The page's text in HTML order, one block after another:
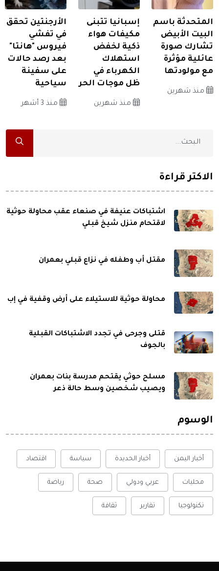
المتحدثة باسم
البيت الأبيض
تشارك صورة
عائلية مؤثرة
مع مولودتها
منذ شهرين
إسبانيا تتبنى
مكيفات هواء
ذكية لخفض
استهلاك
الكهرباء في
ظل موجات الحر
منذ شهرين
الأرجنتين تحقق
في تفشي
فيروس "هانتا"
بعد رصد حالات
على سفينة
سياحية
منذ 3 أشهر
الاكثر قراءة
اشتباكات عنيفة في صنعاء عقب محاولة حوثية
لاقتحام منزل شيخ قبلي
مقتل أب وطفله في نزاع قبلي بعمران
محاولة حوثية للاستيلاء على أرض وقفية في إب
قتلى وجرحى في تجدد الاشتباكات القبلية
بالجوف
مسلح حوثي يقتحم مدرسة بنات بعمران
ويصيب شخصين وسط حالة ذعر
الوسوم
أخبار اليمن أخبار الحديدة سياسة اقتصاد
محليات عربي ودولي صحة رياضة
تكنولوجيا تقارير ثقافة